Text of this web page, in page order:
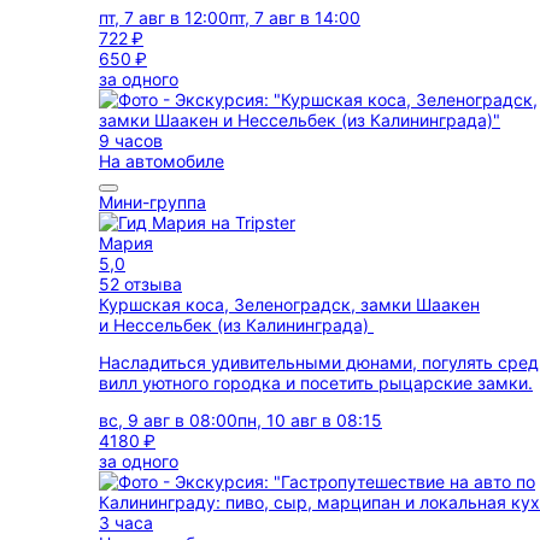
пт, 7 авг в 12:00пт, 7 авг в 14:00
722 ₽
650 ₽
за одного
9 часов
На автомобиле
Мини-группа
Мария
5,0
52 отзыва
Куршская коса, Зеленоградск, замки Шаакен
и Нессельбек (из Калининграда)
Насладиться удивительными дюнами, погулять
вилл уютного городка и посетить рыцарские замки.
вс, 9 авг в 08:00пн, 10 авг в 08:15
4180 ₽
за одного
3 часа